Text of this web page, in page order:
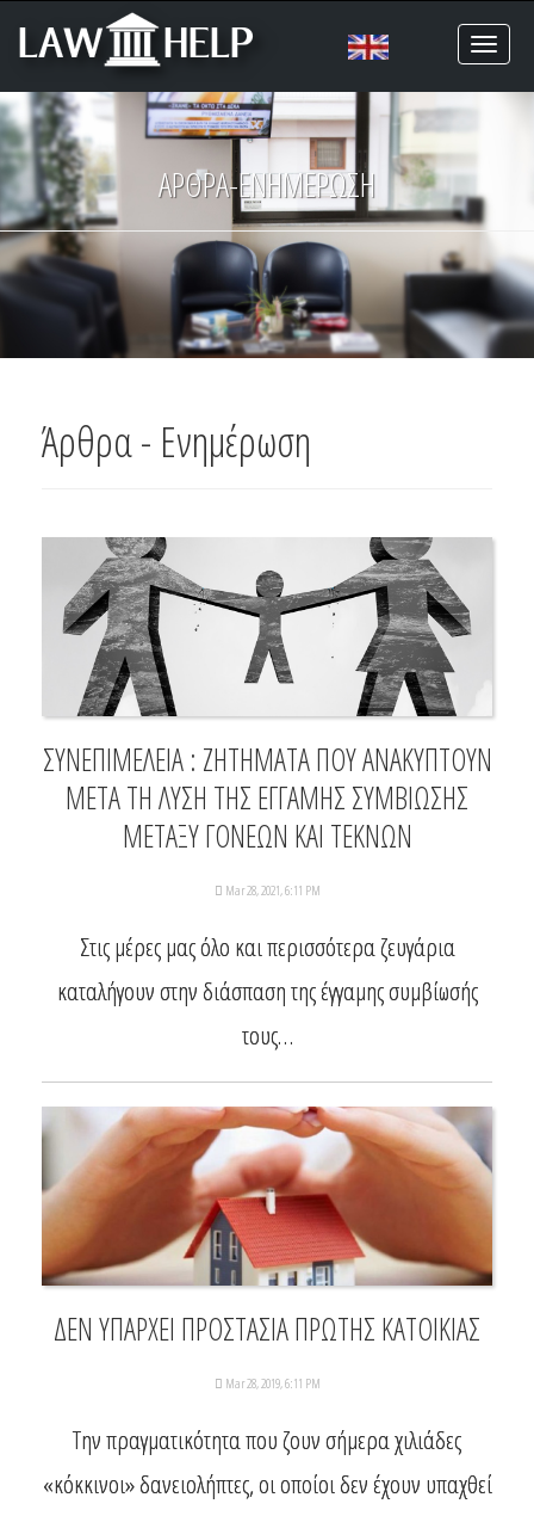
Toggle
ΑΡΘΡΑ-ΕΝΗΜΕΡΩΣΗ
Άρθρα - Ενημέρωση
ΣΥΝΕΠΙΜΕΛΕΙΑ : ΖΗΤΗΜΑΤΑ ΠΟΥ ΑΝΑΚΥΠΤΟΥΝ
ΜΕΤΑ ΤΗ ΛΥΣΗ ΤΗΣ ΕΓΓΑΜΗΣ ΣΥΜΒΙΩΣΗΣ
ΜΕΤΑΞΥ ΓΟΝΕΩΝ ΚΑΙ ΤΕΚΝΩΝ
Mar 28, 2021, 6:11 PM
Στις μέρες μας όλο και περισσότερα ζευγάρια
καταλήγουν στην διάσπαση της έγγαμης συμβίωσής
τους…
ΔΕΝ ΥΠΑΡΧΕΙ ΠΡΟΣΤΑΣΙΑ ΠΡΩΤΗΣ ΚΑΤΟΙΚΙΑΣ
Mar 28, 2019, 6:11 PM
Την πραγματικότητα που ζουν σήμερα χιλιάδες
«κόκκινοι» δανειολήπτες, οι οποίοι δεν έχουν υπαχθεί